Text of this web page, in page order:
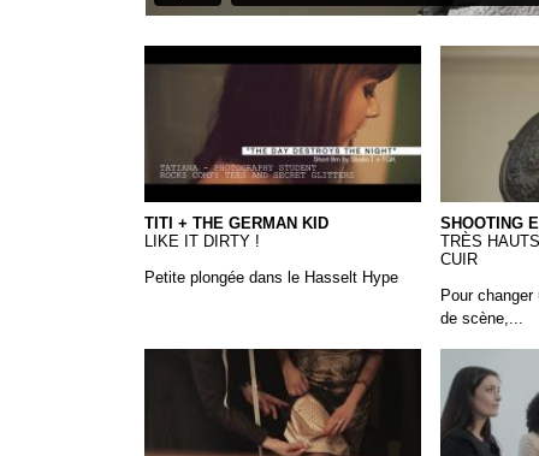
24 Titi & the German Kids - MIX WEB
TITI + THE GERMAN KID
LIKE IT DIRTY !
Petite plongée dans le Hasselt Hype
SHOOTING
TRÈS
CUIR
Pour
de scène,...
21 Stoffen Janssens 20 Seven